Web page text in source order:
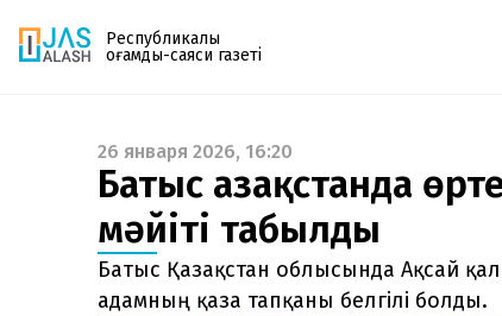
Республикалық
қоғамдық-саяси газеті
Газетке жазылу
PDF форматтағы газетті ай сайын электронды
поштаңызға алып отырыңыз. Жаңа нөмір
шыққан сәтте сізге бірден жіберіледі. Тек email
енгізіңіз, біз қалғанын өзіміз жібереміз.
26 января 2026, 16:20
Батыс Қазақстанда
мәйіті табылды
Батыс Қазақстан облысында Ақсай
адамның қаза тапқаны белгілі болды.